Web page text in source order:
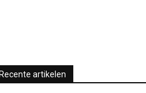
Recente artikelen